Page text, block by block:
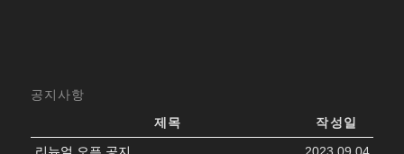
공지사항
제목
작성일
리뉴얼 오픈 공지
2023.09.04